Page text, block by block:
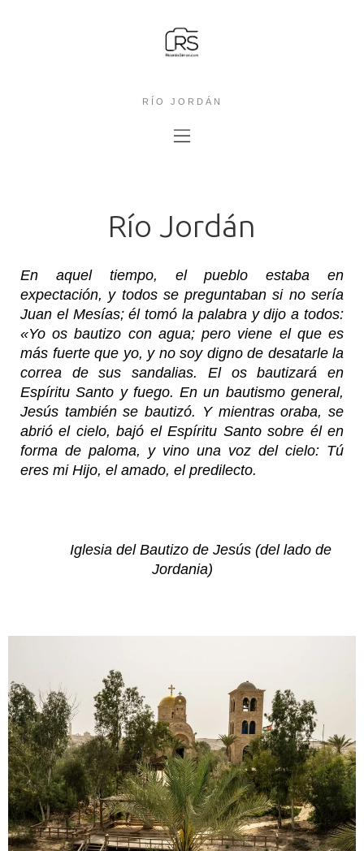
RÍO JORDÁN
Río Jordán
En aquel tiempo, el pueblo estaba en
expectación, y todos se preguntaban si no sería
Juan el Mesías; él tomó la palabra y dijo a todos:
«Yo os bautizo con agua; pero viene el que es
más fuerte que yo, y no soy digno de desatarle la
correa de sus sandalias. El os bautizará en
Espíritu Santo y fuego. En un bautismo general,
Jesús también se bautizó. Y mientras oraba, se
abrió el cielo, bajó el Espíritu Santo sobre él en
forma de paloma, y vino una voz del cielo: Tú
eres mi Hijo, el amado, el predilecto.
Iglesia del Bautizo de Jesús (del lado de
Jordania)